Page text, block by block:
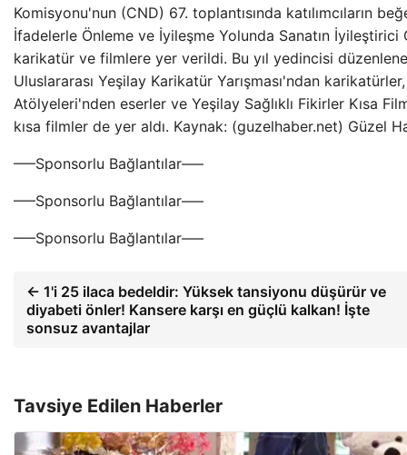
Komisyonu'nun (CND) 67. toplantısında katılımcıların
İfadelerle Önleme ve İyileşme Yolunda Sanatın İyileştirici
karikatür ve filmlere yer verildi. Bu yıl yedincisi
Uluslararası Yeşilay Karikatür Yarışması'ndan
Atölyeleri'nden eserler ve Yeşilay Sağlıklı Fikirler Kısa
kısa filmler de yer aldı. Kaynak: (guzelhaber.net) Güzel
—–Sponsorlu Bağlantılar—–
—–Sponsorlu Bağlantılar—–
—–Sponsorlu Bağlantılar—–
← 1'i 25 ilaca bedeldir: Yüksek tansiyonu düşürür ve
diyabeti önler! Kansere karşı en güçlü kalkan! İşte
sonsuz avantajlar
Tavsiye Edilen Haberler